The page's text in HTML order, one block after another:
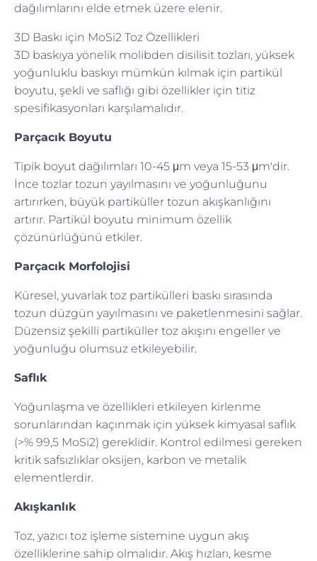
dağılımlarını elde etmek üzere elenir.
3D Baskı için MoSi2 Toz Özellikleri
3D baskıya yönelik molibden disilisit tozları, yüksek
yoğunluklu baskıyı mümkün kılmak için partikül
boyutu, şekli ve saflığı gibi özellikler için titiz
spesifikasyonları karşılamalıdır.
Parçacık Boyutu
Tipik boyut dağılımları 10-45 μm veya 15-53 μm'dir.
İnce tozlar tozun yayılmasını ve yoğunluğunu
artırırken, büyük partiküller tozun akışkanlığını
artırır. Partikül boyutu minimum özellik
çözünürlüğünü etkiler.
Parçacık Morfolojisi
Küresel, yuvarlak toz partikülleri baskı sırasında
tozun düzgün yayılmasını ve paketlenmesini sağlar.
Düzensiz şekilli partiküller toz akışını engeller ve
yoğunluğu olumsuz etkileyebilir.
Saflık
Yoğunlaşma ve özellikleri etkileyen kirlenme
sorunlarından kaçınmak için yüksek kimyasal saflık
(>% 99,5 MoSi2) gereklidir. Kontrol edilmesi gereken
kritik safsızlıklar oksijen, karbon ve metalik
elementlerdir.
Akışkanlık
Toz, yazıcı toz işleme sistemine uygun akış
özelliklerine sahip olmalıdır. Akış hızları, kesme